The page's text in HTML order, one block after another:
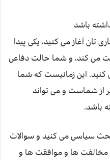
تان آغاز می کنید، یکی پیدا
می کند، و شما حالت دفاعی
کنید. این زمانیست که شما
از شماست و می تواند
باشد.
بحث سیاسی می کنید و سوالات
ها و موافقت ها و